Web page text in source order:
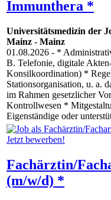
Immunthera *
Universitätsmedizin der
Mainz - Mainz
01.08.2026 - *
B. Telefonie, digitale
Konsilkoordination) *
Stationsorganisation, u. a.
im Rahmen gesetzlicher
Kontrollwesen *
Eigenständige oder
Fachärztin/
(m/w/d) *